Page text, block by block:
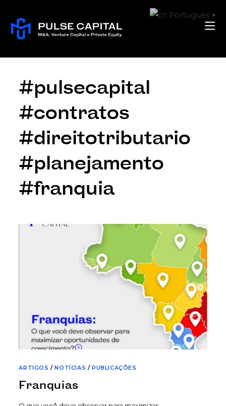
#pulsecapital
#contratos
#direitotributario
#planejamento
#franquia
ARTIGOS /NOTÍCIAS /PUBLICAÇÕES
Franquias
Português ▼